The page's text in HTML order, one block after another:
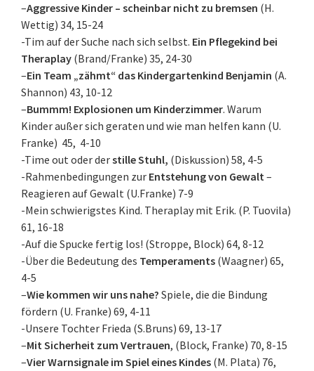
–Aggressive Kinder – scheinbar nicht zu bremsen (H.
Wettig) 34, 15-24
-Tim auf der Suche nach sich selbst. Ein Pflegekind bei
Theraplay (Brand/Franke) 35, 24-30
–Ein Team „zähmt“ das Kindergartenkind Benjamin (A.
Shannon) 43, 10-12
–Bummm! Explosionen um Kinderzimmer. Warum
Kinder außer sich geraten und wie man helfen kann (U.
Franke) 45, 4-10
-Time out oder derstille Stuhl, (Diskussion) 58, 4-5
-Rahmenbedingungen zur Entstehung von Gewalt–
Reagieren auf Gewalt (U.Franke) 7-9
-Mein schwierigstes Kind. Theraplay mit Erik. (P. Tuovila)
61, 16-18
-Auf die Spucke fertig los! (Stroppe, Block) 64, 8-12
-Über die Bedeutung des Temperaments (Waagner) 65,
4-5
–Wie kommen wir uns nahe? Spiele, die die Bindung
fördern (U. Franke) 69, 4-11
-Unsere Tochter Frieda (S.Bruns) 69, 13-17
–Mit Sicherheit zum Vertrauen, (Block, Franke) 70, 8-15
–Vier Warnsignale im Spiel eines Kindes (M. Plata) 76,